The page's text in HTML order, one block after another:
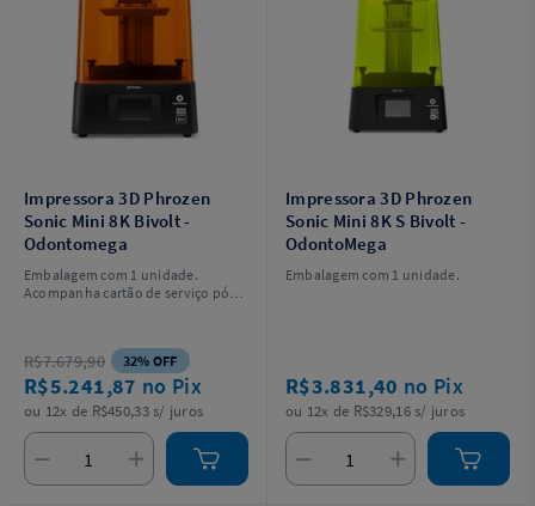
Impressora 3D Phrozen
Sonic Mini 8K Bivolt -
Odontomega
Embalagem com 1 unidade.
Acompanha cartão de serviço pós-
chave allen e pen drive.
R$7.679,90 32% OFF
R$5.241,87 no Pix
ou 12x de R$450,33 s/ juros
Impressora 3D Phrozen
Sonic Mini 8K S Bivolt -
OdontoMega
Embalagem com 1 unidade.
R$3.831,40 no Pix
ou 12x de R$329,16 s/ juros